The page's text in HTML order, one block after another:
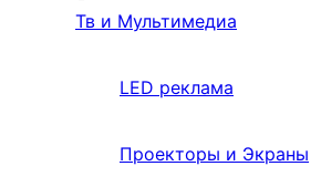
Тв и Мультимедиа
LED реклама
Проекторы и Экраны